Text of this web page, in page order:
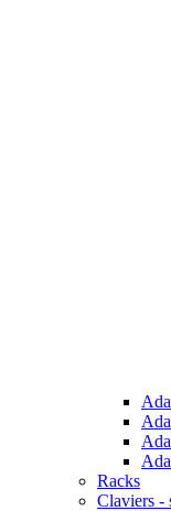
Racks
Claviers -